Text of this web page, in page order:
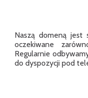
Naszą domeną jest
oczekiwane
Regularnie
do dyspozycji pod